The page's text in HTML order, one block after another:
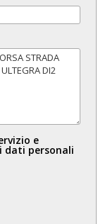
e
dati personali